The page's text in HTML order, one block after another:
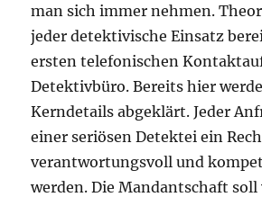
man sich immer nehmen.
jeder detektivische Einsatz
ersten telefonischen
Detektivbüro. Bereits hier
Kerndetails abgeklärt. Jeder
einer seriösen Detektei ein
verantwortungsvoll und
werden. Die Mandantschaft